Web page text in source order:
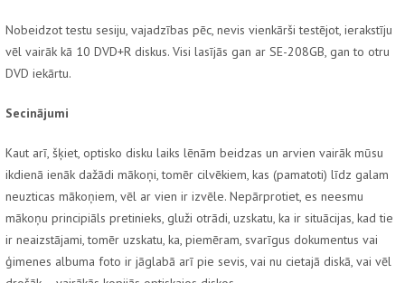
Nobeidzot testu sesiju, vajadzības pēc, nevis vienkārši testējot, ierakstīju
vēl vairāk kā 10 DVD+R diskus. Visi lasījās gan ar SE-208GB, gan to otru
DVD iekārtu.
Secinājumi
Kaut arī, šķiet, optisko disku laiks lēnām beidzas un arvien vairāk mūsu
ikdienā ienāk dažādi mākoņi, tomēr cilvēkiem, kas (pamatoti) līdz galam
neuzticas mākoņiem, vēl ar vien ir izvēle. Nepārprotiet, es neesmu
mākoņu principiāls pretinieks, gluži otrādi, uzskatu, ka ir situācijas, kad tie
ir neaizstājami, tomēr uzskatu, ka, piemēram, svarīgus dokumentus vai
ģimenes albuma foto ir jāglabā arī pie sevis, vai nu cietajā diskā, vai vēl